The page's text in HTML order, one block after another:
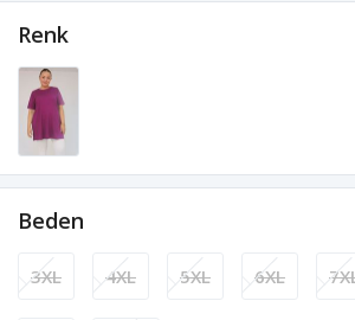
Renk
Beden
3XL 4XL 5XL 6XL